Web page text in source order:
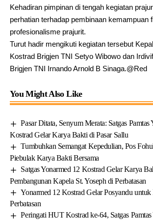
Kehadiran pimpinan di tengah kegiatan
perhatian terhadap pembinaan kemampuan
profesionalisme prajurit.
Turut hadir mengikuti kegiatan tersebut
Kostrad Brigjen TNI Setyo Wibowo dan
Brigjen TNI Irnando Arnold B Sinaga.@Red
You Might Also Like
Pasar Ditata, Senyum Merata: Satgas Pamtas
Kostrad Gelar Karya Bakti di Pasar Sallu
Tumbuhkan Semangat Kepedulian, Pos
Piebulak Karya Bakti Bersama
Satgas Yonarmed 12 Kostrad Gelar Karya
Pembangunan Kapela St. Yoseph di Perbatasan
Yonarmed 12 Kostrad Gelar Posyandu
Perbatasan
Peringati HUT Kostrad ke-64, Satgas Pamtas